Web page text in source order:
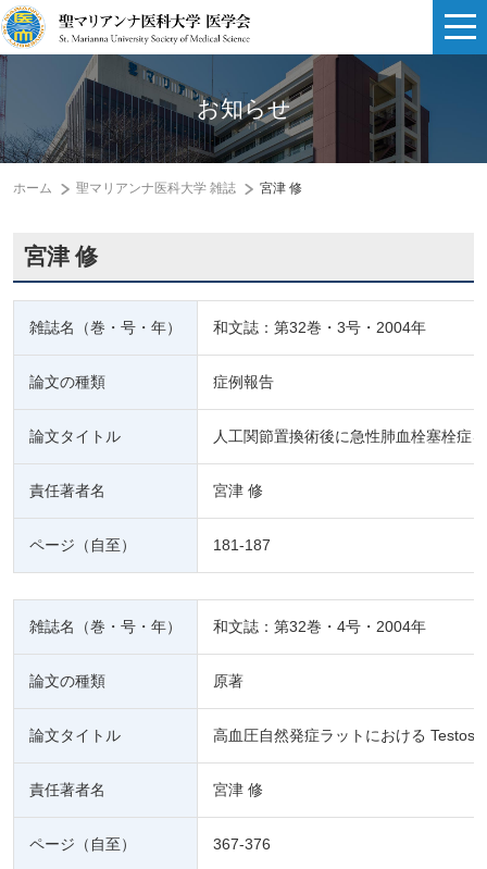
お知らせ
ホーム 聖マリアンナ医科大学 雑誌 宮津 修
宮津 修
雑誌名（巻・号・年） 和文誌：第32巻・3号・2004年
論文の種類 症例報告
論文タイトル 人工関節置換術後に急性肺血栓塞栓症
責任著者名 宮津 修
ページ（自至） 181-187
雑誌名（巻・号・年） 和文誌：第32巻・4号・2004年
論文の種類 原著
論文タイトル 高血圧自然発症ラットにおける
責任著者名 宮津 修
ページ（自至） 367-376